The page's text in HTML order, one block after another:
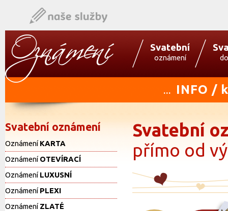
Svatební
oznámení
... INFO /
Svatební oznámení
Oznámení KARTA
Oznámení OTEVÍRACÍ
Oznámení LUXUSNÍ
Oznámení PLEXI
Oznámení ZLATÉ
Svatební
přímo od